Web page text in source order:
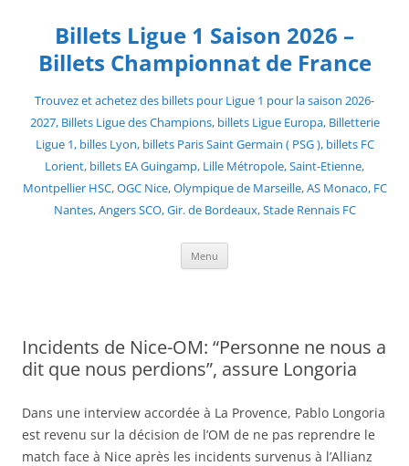
contentBillets Ligue 1 Saison 2026 –
Billets Championnat de France
Trouvez et achetez des billets pour Ligue 1 pour la saison 2026-
2027, Billets Ligue des Champions, billets Ligue Europa, Billetterie
Ligue 1, billes Lyon, billets Paris Saint Germain ( PSG ), billets FC
Lorient, billets EA Guingamp, Lille Métropole, Saint-Etienne,
Montpellier HSC, OGC Nice, Olympique de Marseille, AS Monaco, FC
Nantes, Angers SCO, Gir. de Bordeaux, Stade Rennais FC
Menu
Incidents de Nice-OM: “Personne ne nous a
dit que nous perdions”, assure Longoria
Dans une interview accordée à La Provence, Pablo Longoria
est revenu sur la décision de l’OM de ne pas reprendre le
match face à Nice après les incidents survenus à l’Allianz